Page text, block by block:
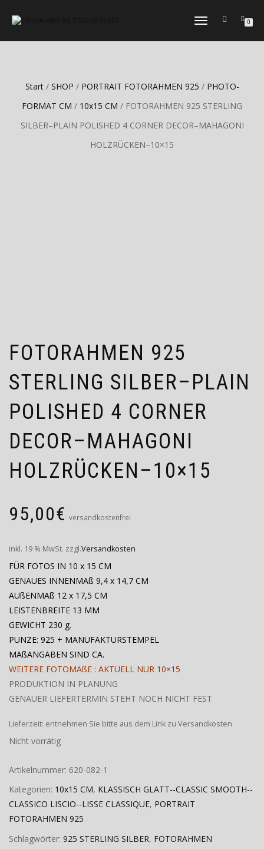
TOGGLE
0
Start/ SHOP / PORTRAIT FOTORAHMEN 925 / PHOTO-
FORMAT CM / 10x15 CM / FOTORAHMEN 925 STERLING
SILBER–PLAIN POLISHED 4 CORNER DECOR–MAHAGONI
HOLZRÜCKEN–10×15
FOTORAHMEN 925
STERLING SILBER–PLAIN
POLISHED 4 CORNER
DECOR–MAHAGONI
HOLZRÜCKEN–10×15
95,00€ versandkostenfrei
inkl. 19 % MwSt. zzgl.Versandkosten
FÜR FOTOS IN 10 x 15 CM
GENAUES INNENMAß 9,4 x 14,7 CM
AUßENMAß 12 x 17,5 CM
LEISTENBREITE 13 MM
GEWICHT 230 g.
PUNZE: 925 + MANUFAKTURSTEMPEL
MAßANGABEN SIND CA.
WEITERE FOTOMAßE : AKTUELL NUR 10×15
PRODUKTION IN PLANUNG
GENAUER LIEFERTERMIN STEHT NOCH NICHT FEST
Lieferzeit: entnehmen Sie bitte aus dem Link zu Versandkosten
Nicht vorrätig
Artikelnummer: 620-082-1
Kategorien: 10x15 CM, KLASSISCH GLATT--CLASSIC SMOOTH--
CLASSICO LISCIO--LISSE CLASSIQUE, PORTRAIT
FOTORAHMEN 925
Schlagwörter: 925 STERLING SILBER, FOTORAHMEN